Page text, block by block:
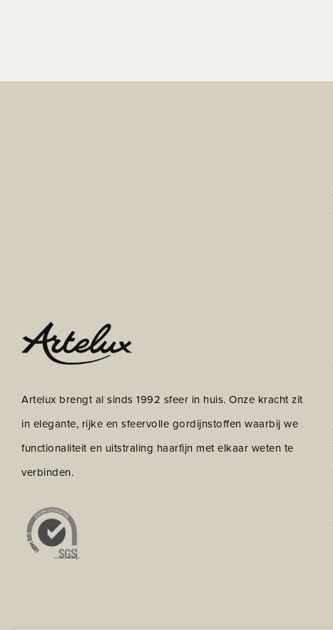
Artelux brengt al sinds 1992 sfeer in huis. Onze kracht zit
in elegante, rijke en sfeervolle gordijnstoffen waarbij we
functionaliteit en uitstraling haarfijn met elkaar weten te
verbinden.